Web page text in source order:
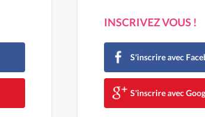
INSCRIVEZ VOUS !
S'inscrire avec
S'inscrire avec